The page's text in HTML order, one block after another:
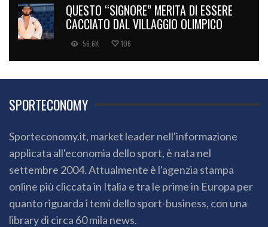
QUESTO “SIGNORE” MERITA DI ESSERE
CACCIATO DAL VILLAGGIO OLIMPICO
56.6K 106
SPORTECONOMY
Sporteconomy.it, market leader nell'informazione
applicata all'economia dello sport, è nata nel
settembre 2004. Attualmente è l'agenzia stampa
online più cliccata in Italia e tra le prime in Europa per
quanto riguarda i temi dello sport-business, con una
library di circa 60 mila news.